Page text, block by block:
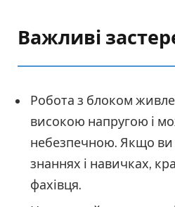
Важливі
Робота з блоком
високою напругою і
небезпечною. Якщо ви
знаннях і навичках,
фахівця.